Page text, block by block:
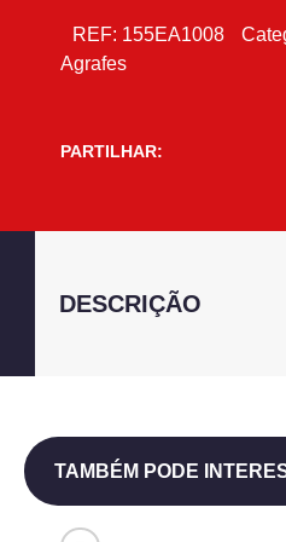
REF: 155EA1008
Agrafes
PARTILHAR:
DESCRIÇÃO
TAMBÉM PODE